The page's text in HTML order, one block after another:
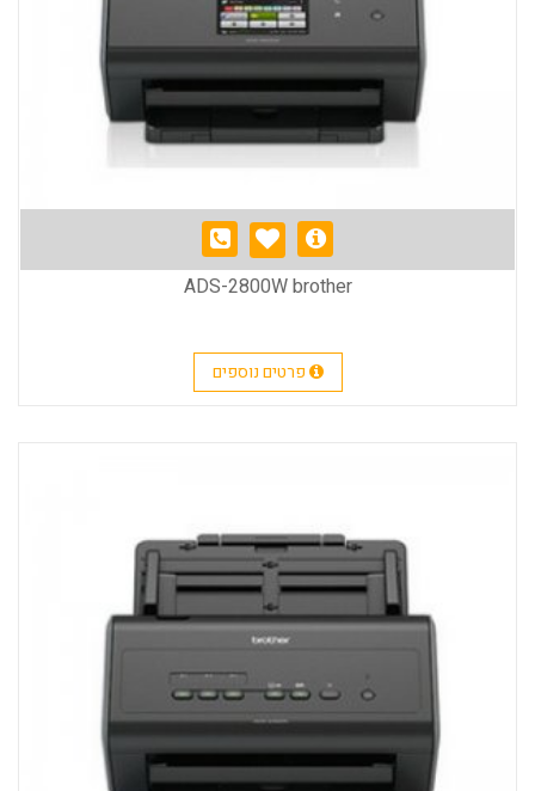
ADS-2800W brother
פרטים נוספים